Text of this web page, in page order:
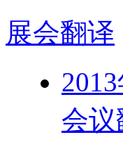
展会翻译
会议